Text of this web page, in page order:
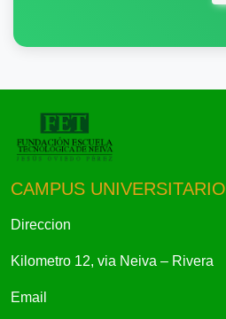
CAMPUS UNIVERSITARIO
Direccion
Kilometro 12, via Neiva – Rivera
Email